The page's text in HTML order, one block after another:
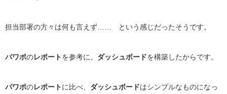
担当部署の方々は何も言えず…… という感じだったそうです。
パワポのレポートを参考に、 ダッシュボードを構築したからです。
パワポのレポートに比べ、 ダッシュボードはシンプルなものになっ